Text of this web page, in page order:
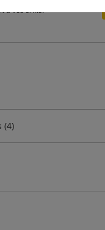
à vos amis:
(4)